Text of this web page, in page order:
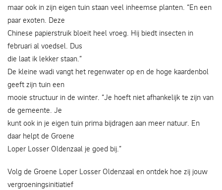
maar ook in zijn eigen tuin staan veel inheemse planten. “En een
paar exoten. Deze
Chinese papierstruik bloeit heel vroeg. Hij biedt insecten in
februari al voedsel. Dus
die laat ik lekker staan.”
De kleine wadi vangt het regenwater op en de hoge kaardenbol
geeft zijn tuin een
mooie structuur in de winter. “Je hoeft niet afhankelijk te zijn van
de gemeente. Je
kunt ook in je eigen tuin prima bijdragen aan meer natuur. En
daar helpt de Groene
Loper Losser Oldenzaal je goed bij.”
Volg de Groene Loper Losser Oldenzaal en ontdek hoe zij jouw
vergroeningsinitiatief